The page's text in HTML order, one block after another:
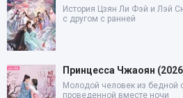
История Цзян Ли Фэй и Лэй
с другом с ранней
Принцесса Чжаоян
Молодой человек из бедной
проведенной вместе ночи